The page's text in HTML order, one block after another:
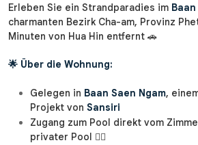
Erleben Sie ein Strandparadies im
charmanten Bezirk Cha-am, Provinz
Minuten von Hua Hin entfernt 🚗
🌟 Über die Wohnung:
Gelegen in Baan Saen Ngam,
Projekt von Sansiri
Zugang zum Pool direkt vom
privater Pool 🏊‍♂️